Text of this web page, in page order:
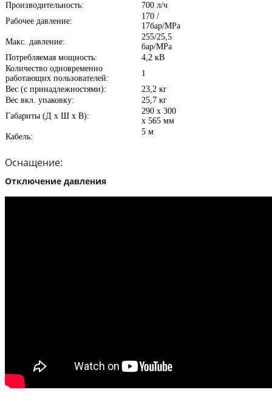
Производительность:
700 л/ч
Рабочее давление:
170 /
17бар/MPa
Макс. давление:
255/25,5
бар/MPa
Потребляемая мощность:
4,2 кВ
Количество одновременно
работающих пользователей:
1
Вес (с принадлежностями):
23,2 кг
Вес вкл. упаковку:
25,7 кг
Габариты (Д x Ш x В):
290 x 300
x 565 мм
Кабель:
5 м
Оснащение:
Отключение давления